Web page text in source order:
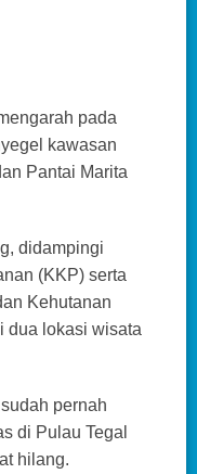
pada
kawasan
Pantai Marita
didampingi
(KKP) serta
Kehutanan
dua lokasi wisata
pernah
di Pulau Tegal
hilang.